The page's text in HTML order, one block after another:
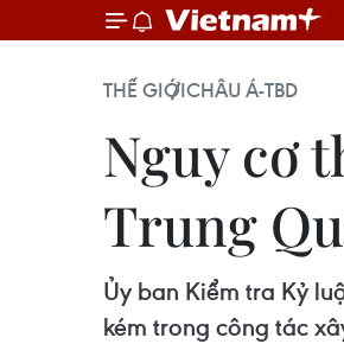
THẾ GIỚICHÂU Á-TBD
Nguy cơ
Trung
Ủy ban Kiểm tra Kỷ
kém trong công tác